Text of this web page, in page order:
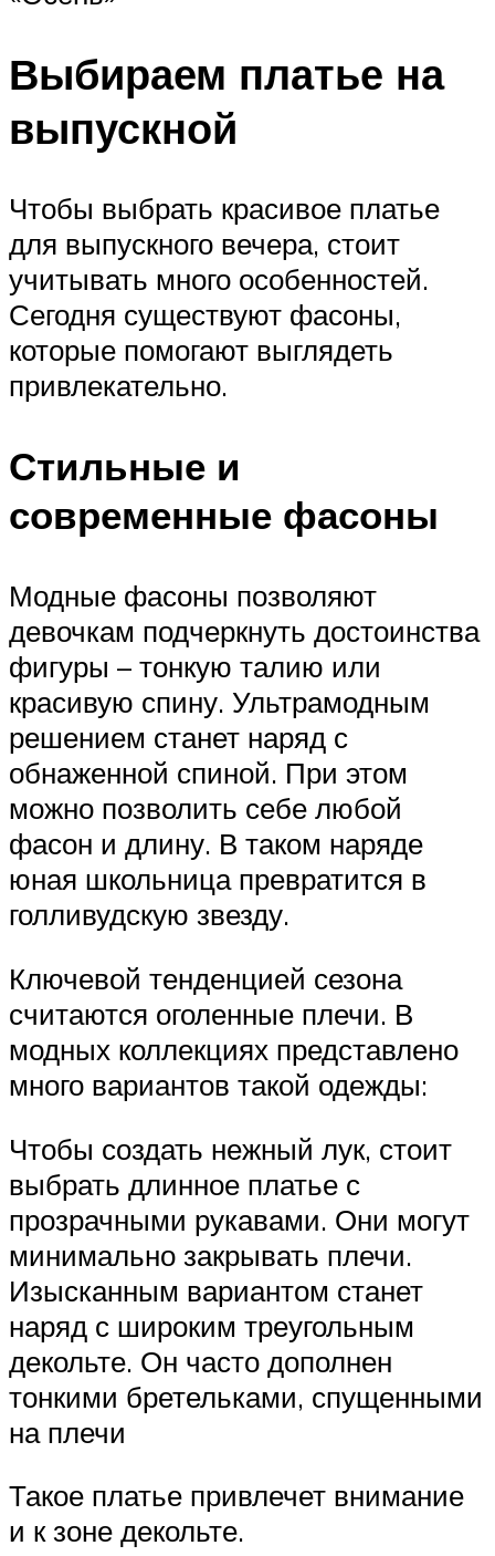
Выбираем платье на
выпускной
Чтобы выбрать красивое платье
для выпускного вечера, стоит
учитывать много особенностей.
Сегодня существуют фасоны,
которые помогают выглядеть
привлекательно.
Стильные и
современные фасоны
Модные фасоны позволяют
девочкам подчеркнуть достоинства
фигуры – тонкую талию или
красивую спину. Ультрамодным
решением станет наряд с
обнаженной спиной. При этом
можно позволить себе любой
фасон и длину. В таком наряде
юная школьница превратится в
голливудскую звезду.
Ключевой тенденцией сезона
считаются оголенные плечи. В
модных коллекциях представлено
много вариантов такой одежды:
Чтобы создать нежный лук, стоит
выбрать длинное платье с
прозрачными рукавами. Они могут
минимально закрывать плечи.
Изысканным вариантом станет
наряд с широким треугольным
декольте. Он часто дополнен
тонкими бретельками, спущенными
на плечи
Такое платье привлечет внимание
и к зоне декольте.